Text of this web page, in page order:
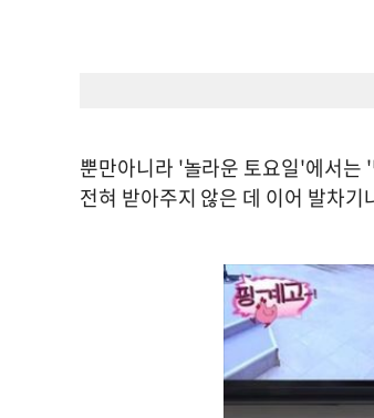
뿐만아니라 '놀라운 토요일'에서는
전혀 받아주지 않은 데 이어 발차